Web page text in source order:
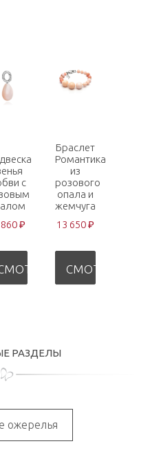
с
₽
Браслет
Романтика
из
розового
опала и
жемчуга
13 650 ₽
СМОТРЕТЬ
РАЗДЕЛЫ
ожерелья